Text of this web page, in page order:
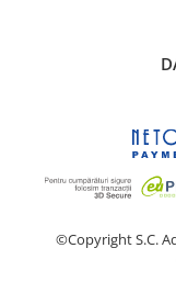
©Copyright S.C.